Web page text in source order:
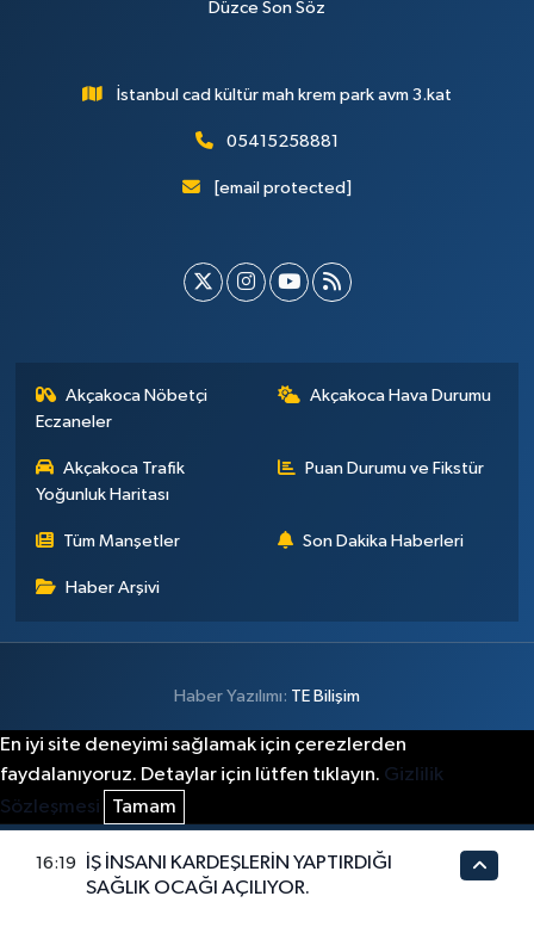
Düzce Son Söz
İstanbul cad kültür mah krem park avm 3.kat
05415258881
[email protected]
Akçakoca Nöbetçi
Eczaneler
Akçakoca Hava Durumu
Akçakoca Trafik
Yoğunluk Haritası
Puan Durumu ve Fikstür
Tüm Manşetler Son Dakika Haberleri
Haber Arşivi
Haber Yazılımı: TE Bilişim
En iyi site deneyimi sağlamak için çerezlerden
faydalanıyoruz. Detaylar için lütfen tıklayın. Gizlilik
Sözleşmesi
Tamam
16:19
İŞ İNSANI KARDEŞLERİN YAPTIRDIĞI
SAĞLIK OCAĞI AÇILIYOR.